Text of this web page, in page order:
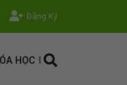
Đăng Ký
HỌC I